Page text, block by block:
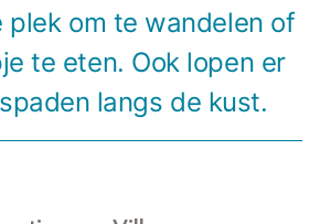
plek om te wandelen of
te eten. Ook lopen er
langs de kust.